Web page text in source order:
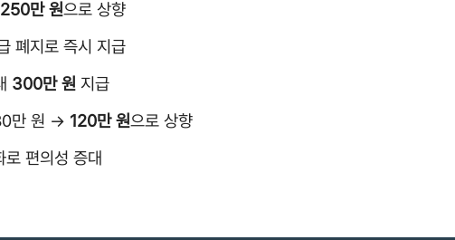
250만 원으로 상향
폐지로 즉시 지급
300만 원 지급
만 원 → 120만 원으로 상향
로 편의성 증대